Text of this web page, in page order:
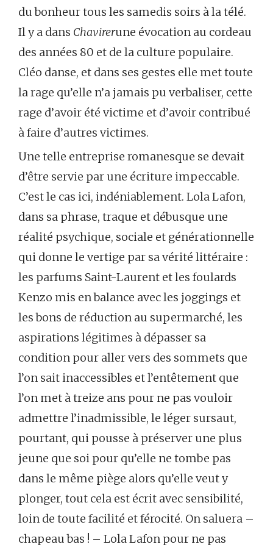
du bonheur tous les samedis soirs à la télé.
Il y a dans Chavirerune évocation au cordeau
des années 80 et de la culture populaire.
Cléo danse, et dans ses gestes elle met toute
la rage qu’elle n’a jamais pu verbaliser, cette
rage d’avoir été victime et d’avoir contribué
à faire d’autres victimes.
Une telle entreprise romanesque se devait
d’être servie par une écriture impeccable.
C’est le cas ici, indéniablement. Lola Lafon,
dans sa phrase, traque et débusque une
réalité psychique, sociale et générationnelle
qui donne le vertige par sa vérité littéraire :
les parfums Saint-Laurent et les foulards
Kenzo mis en balance avec les joggings et
les bons de réduction au supermarché, les
aspirations légitimes à dépasser sa
condition pour aller vers des sommets que
l’on sait inaccessibles et l’entêtement que
l’on met à treize ans pour ne pas vouloir
admettre l’inadmissible, le léger sursaut,
pourtant, qui pousse à préserver une plus
jeune que soi pour qu’elle ne tombe pas
dans le même piège alors qu’elle veut y
plonger, tout cela est écrit avec sensibilité,
loin de toute facilité et férocité. On saluera –
chapeau bas ! – Lola Lafon pour ne pas